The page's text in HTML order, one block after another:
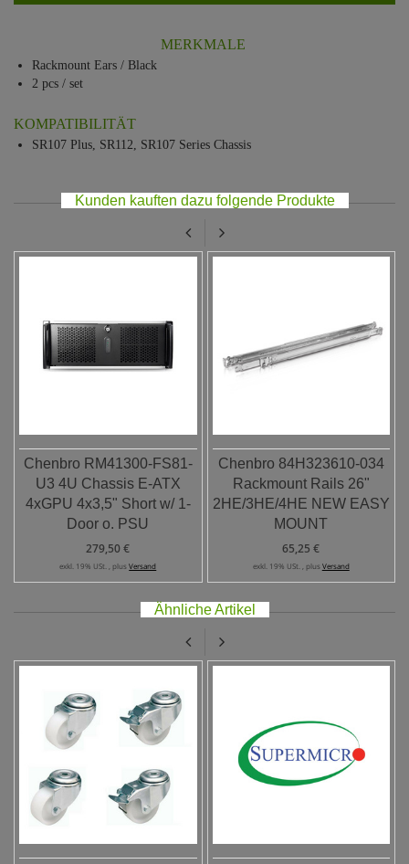
MERKMALE
Rackmount Ears / Black
2 pcs / set
KOMPATIBILITÄT
SR107 Plus, SR112, SR107 Series Chassis
Kunden kauften dazu folgende Produkte
Chenbro RM41300-FS81-
U3 4U Chassis E-ATX
4xGPU 4x3,5" Short w/ 1-
Door o. PSU
279,50 €
exkl. 19% USt. , plusVersand
Chenbro 84H323610-034
Rackmount Rails 26"
2HE/3HE/4HE NEW EASY
MOUNT
65,25 €
exkl. 19% USt. , plus Versand
Ähnliche Artikel